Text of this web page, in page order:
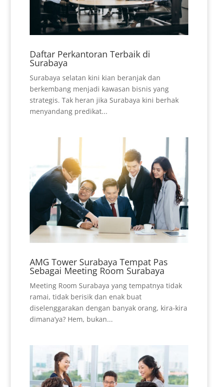
Daftar Perkantoran Terbaik di
Surabaya
Surabaya selatan kini kian beranjak dan
berkembang menjadi kawasan bisnis yang
strategis. Tak heran jika Surabaya kini berhak
menyandang predikat...
AMG Tower Surabaya Tempat Pas
Sebagai Meeting Room Surabaya
Meeting Room Surabaya yang tempatnya tidak
ramai, tidak berisik dan enak buat
diselenggarakan dengan banyak orang, kira-kira
dimana’ya? Hem, bukan...